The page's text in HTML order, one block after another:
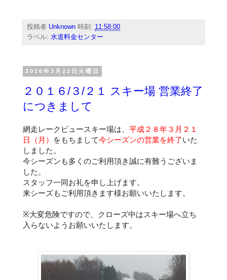
投稿者 Unknown 時刻: 11:58:00
ラベル:水道料金センター
2016年3月22日火曜日
２０１６/３/２１ スキー場 営業終了
につきまして
網走レークビュースキー場は、平成２８年３月２１
日（月） をもちまして今シーズンの営業を終了いた
しました。
今シーズンも多くのご利用頂き誠に有難うございま
した。
スタッフ一同お礼を申し上げます。
来シーズもご利用頂きます様お願いいたします。
※大変危険ですので、クローズ中はスキー場へ立ち
入らないようお願いいたします。